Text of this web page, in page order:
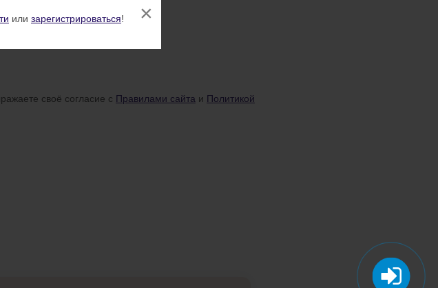
или зарегистрироваться! ×
своё согласие с Правилами сайта и Политикой